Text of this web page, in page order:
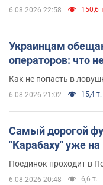
6.08.2026 22:58 150,6
Украинцам
операторов: что
Как не попасть в
6.08.2026 21:02 15,4 т.
Самый дорогой
"Карабаху" уже
Поединок проходит в
6.08.2026 20:48 6,6 т.